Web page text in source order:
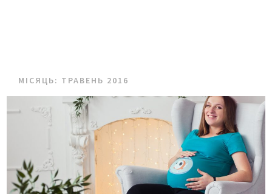
МІСЯЦЬ: ТРАВЕНЬ 2016